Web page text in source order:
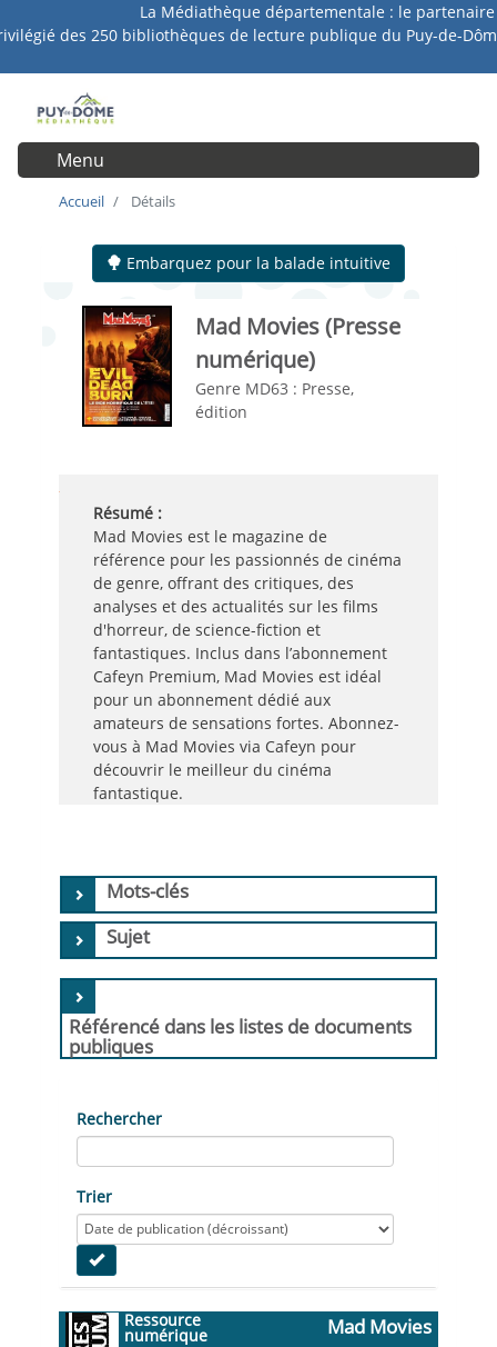
Aller
au
La Médiathèque départementale : le partenaire
des 250 bibliothèques de lecture publique du Puy-de-
User account menu
Menu
Accueil Détails
Embarquez pour la balade intuitive
Mad Movies(Presse
numérique)
Genre MD63 : Presse,
édition
Résumé :
Mad Movies est le magazine de
référence pour les passionnés de cinéma
de genre, offrant des critiques, des
analyses et des actualités sur les films
d'horreur, de science-fiction et
fantastiques. Inclus dans l’abonnement
Cafeyn Premium, Mad Movies est idéal
pour un abonnement dédié aux
amateurs de sensations fortes. Abonnez-
vous à Mad Movies via Cafeyn pour
découvrir le meilleur du cinéma
fantastique.
Mots-clés
Sujet
Référencé dans les listes de documents
publiques
Rechercher
Trier
Ressource
numérique Mad Movies